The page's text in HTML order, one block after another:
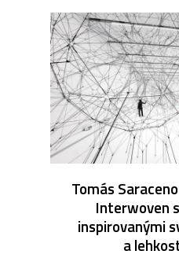
Tomás
Interwoven
inspirovanými
a